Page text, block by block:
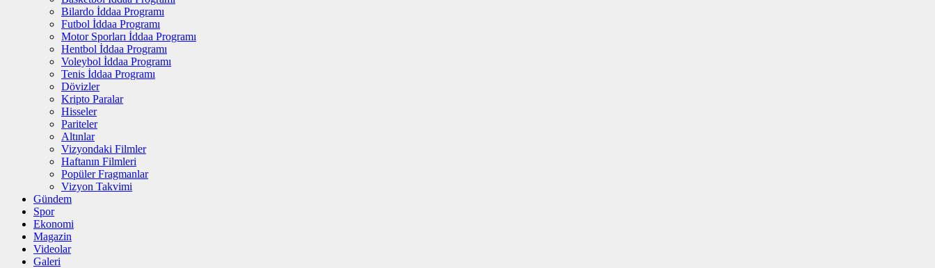
Bilardo İddaa Programı
Futbol İddaa Programı
Motor Sporları İddaa Programı
Hentbol İddaa Programı
Voleybol İddaa Programı
Tenis İddaa Programı
Dövizler
Kripto Paralar
Hisseler
Pariteler
Altınlar
Vizyondaki Filmler
Haftanın Filmleri
Popüler Fragmanlar
Vizyon Takvimi
Gündem
Spor
Ekonomi
Magazin
Videolar
Galeri